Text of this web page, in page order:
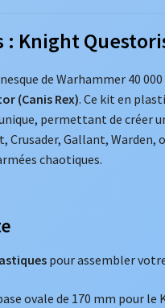
Knight
de Warhammer 40
(Canis Rex). Ce kit en
permettant de créer
Gallant, Warden,
chaotiques.
pour assembler
ovale de 170 mm pour